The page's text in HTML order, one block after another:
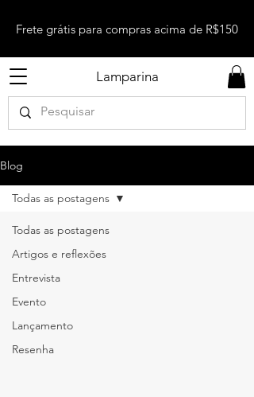
Lamparina
Frete grátis para compras acima de R$150
Blog
Todas as postagens
Artigos e reflexões
Entrevista
Evento
Lançamento
Resenha
Todas as postagens